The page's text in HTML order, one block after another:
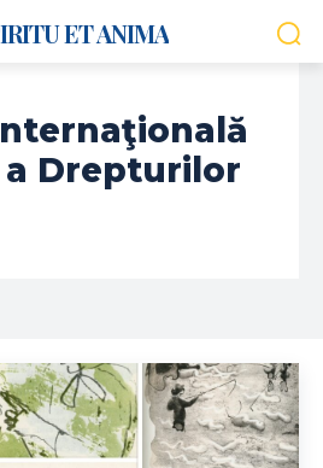
ET ANIMA
a Drepturilor